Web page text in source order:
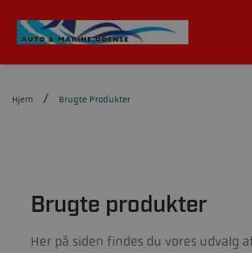
Hjem Brugte Produkter
Brugte produkter
Her på siden findes du vores udvalg